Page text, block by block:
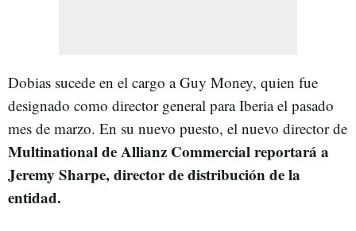
Dobias sucede en el cargo a Guy Money, quien fue
designado como director general para Iberia el pasado
mes de marzo. En su nuevo puesto, el nuevo director de
Multinational de Allianz Commercial reportará a
Jeremy Sharpe, director de distribución de la
entidad.